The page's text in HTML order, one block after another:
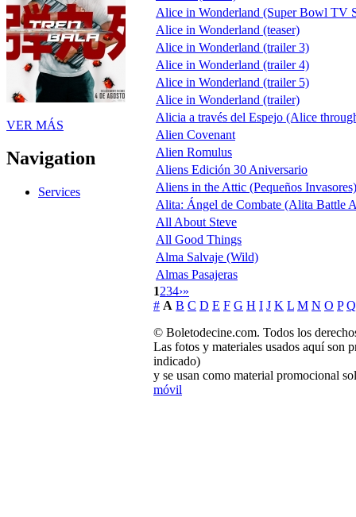
VER MÁS
Navigation
Services
Alice in Wonderland (Super Bowl TV
Alice in Wonderland (teaser)
Alice in Wonderland (trailer 3)
Alice in Wonderland (trailer 4)
Alice in Wonderland (trailer 5)
Alice in Wonderland (trailer)
Alicia a través del Espejo (Alice
Alien Covenant
Alien Romulus
Aliens Edición 30 Aniversario
Aliens in the Attic (Pequeños Invasores)
Alita: Ángel de Combate (Alita Battle
All About Steve
All Good Things
Alma Salvaje (Wild)
Almas Pasajeras
1234›»
# A B C D E F G H I J K L M N O P Q
© Boletodecine.com. Todos los
Las fotos y materiales usados aquí son
indicado)
y se usan como material promocional
móvil